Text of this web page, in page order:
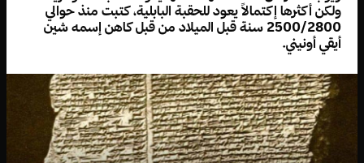
ولكن أكثرها إكتمالاً يعود للحقبة البابلية، كتبت منذ حوالي
2500/2800 سنة قبل الميلاد من قبل كاهن إسمه شين
أيقي أونيني.